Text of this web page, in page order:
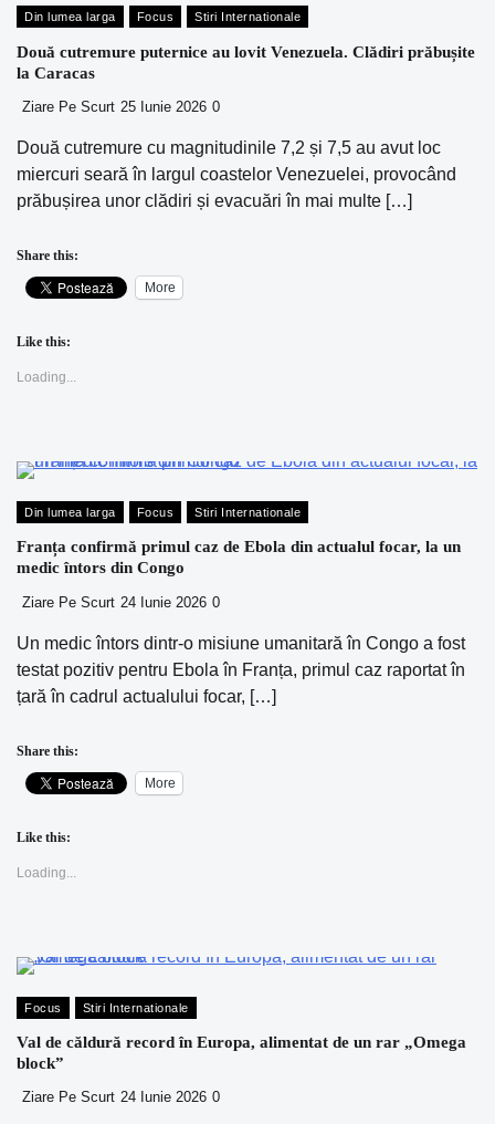
Din lumea larga Focus Stiri Internationale
Două cutremure puternice au lovit Venezuela. Clădiri prăbușite
la Caracas
Ziare Pe Scurt 25 Iunie 2026 0
Două cutremure cu magnitudinile 7,2 și 7,5 au avut loc
miercuri seară în largul coastelor Venezuelei, provocând
prăbușirea unor clădiri și evacuări în mai multe […]
Share this:
More
Like this:
Loading...
Din lumea larga Focus Stiri Internationale
Franța confirmă primul caz de Ebola din actualul focar, la un
medic întors din Congo
Ziare Pe Scurt 24 Iunie 2026 0
Un medic întors dintr-o misiune umanitară în Congo a fost
testat pozitiv pentru Ebola în Franța, primul caz raportat în
țară în cadrul actualului focar, […]
Share this:
More
Like this:
Loading...
Focus Stiri Internationale
Val de căldură record în Europa, alimentat de un rar „Omega
block”
Ziare Pe Scurt 24 Iunie 2026 0